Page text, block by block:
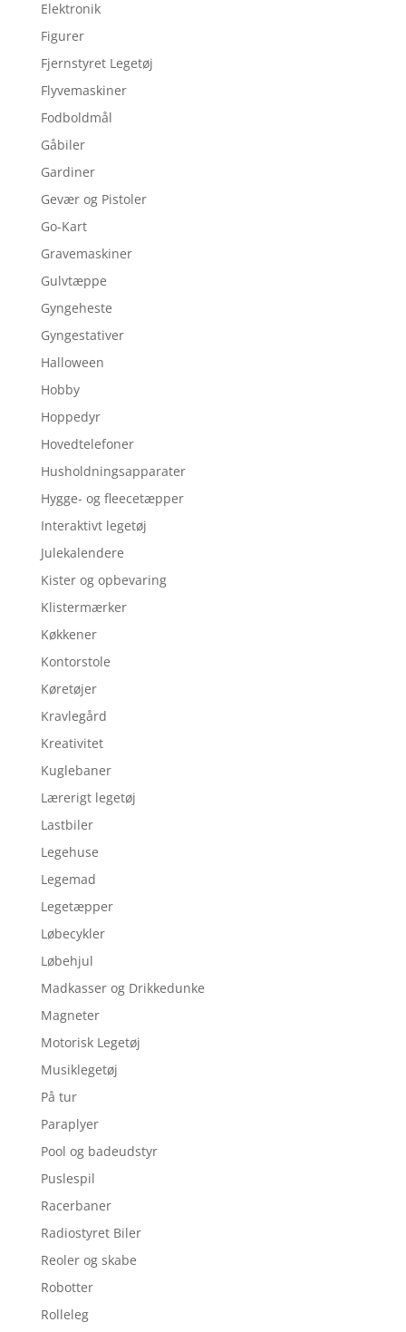
Elektronik
Figurer
Fjernstyret Legetøj
Flyvemaskiner
Fodboldmål
Gåbiler
Gardiner
Gevær og Pistoler
Go-Kart
Gravemaskiner
Gulvtæppe
Gyngeheste
Gyngestativer
Halloween
Hobby
Hoppedyr
Hovedtelefoner
Husholdningsapparater
Hygge- og fleecetæpper
Interaktivt legetøj
Julekalendere
Kister og opbevaring
Klistermærker
Køkkener
Kontorstole
Køretøjer
Kravlegård
Kreativitet
Kuglebaner
Lærerigt legetøj
Lastbiler
Legehuse
Legemad
Legetæpper
Løbecykler
Løbehjul
Madkasser og Drikkedunke
Magneter
Motorisk Legetøj
Musiklegetøj
På tur
Paraplyer
Pool og badeudstyr
Puslespil
Racerbaner
Radiostyret Biler
Reoler og skabe
Robotter
Rolleleg